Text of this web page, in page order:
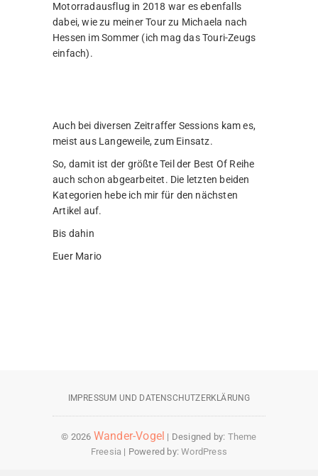
Motorradausflug in 2018 war es ebenfalls
dabei, wie zu meiner Tour zu Michaela nach
Hessen im Sommer (ich mag das Touri-Zeugs
einfach).
Auch bei diversen Zeitraffer Sessions kam es,
meist aus Langeweile, zum Einsatz.
So, damit ist der größte Teil der Best Of Reihe
auch schon abgearbeitet. Die letzten beiden
Kategorien hebe ich mir für den nächsten
Artikel auf.
Bis dahin
Euer Mario
IMPRESSUM UND DATENSCHUTZERKLÄRUNG
© 2026 Wander-Vogel | Designed by: Theme
Freesia | Powered by:WordPress